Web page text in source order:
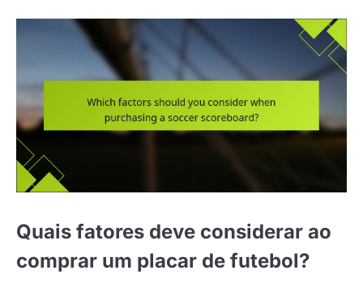
Quais fatores deve considerar ao
comprar um placar de futebol?